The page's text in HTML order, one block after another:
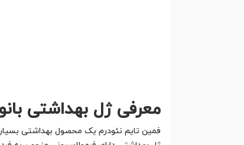
معرفی ژل بهداشتی
فمین تایم نئودرم یک محصول بهداشتی